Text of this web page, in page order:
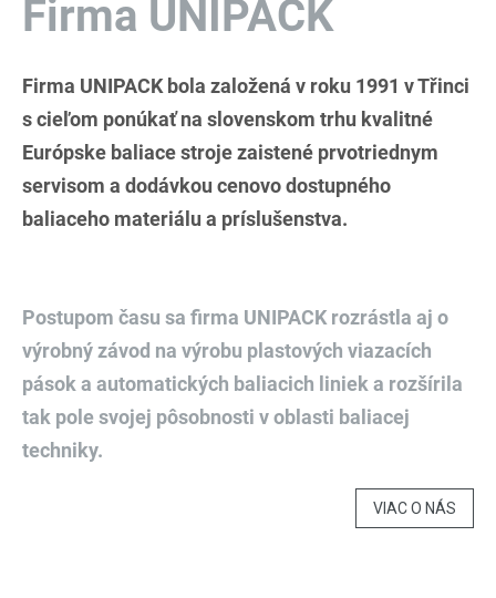
Firma UNIPACK
Firma UNIPACK bola založená v roku 1991 v Třinci
s cieľom ponúkať na slovenskom trhu kvalitné
Európske baliace stroje zaistené prvotriednym
servisom a dodávkou cenovo dostupného
baliaceho materiálu a príslušenstva.
Postupom času sa firma UNIPACK rozrástla aj o
výrobný závod na výrobu plastových viazacích
pások a automatických baliacich liniek a rozšírila
tak pole svojej pôsobnosti v oblasti baliacej
techniky.
VIAC O NÁS